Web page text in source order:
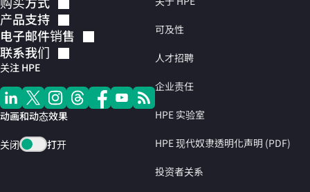
产品支持
电子邮件销售
联系我们
关注 HPE
动画和动态效果
关闭 打开
可及性
人才招聘
企业责任
HPE 实验室
HPE 现代奴隶透明化声明 (PDF)
投资者关系